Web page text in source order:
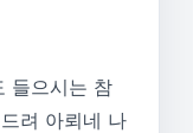
들으시는 참
려 아뢰네 나